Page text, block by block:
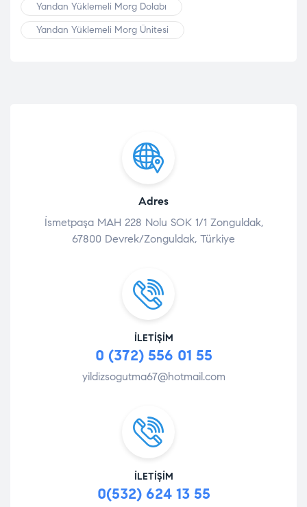
Yandan Yüklemeli Morg Dolabı
Yandan Yüklemeli Morg Ünitesi
Adres
İsmetpaşa MAH 228 Nolu SOK 1/1 Zonguldak,
67800 Devrek/Zonguldak, Türkiye
İLETIŞIM
0 (372) 556 01 55
yildizsogutma67@hotmail.com
İLETIŞIM
0(532) 624 13 55